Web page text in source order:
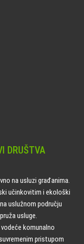
DRUŠTVA
na usluzi građanima.
učinkovitim i ekološki
uslužnom području
usluge.
komunalno
pristupom